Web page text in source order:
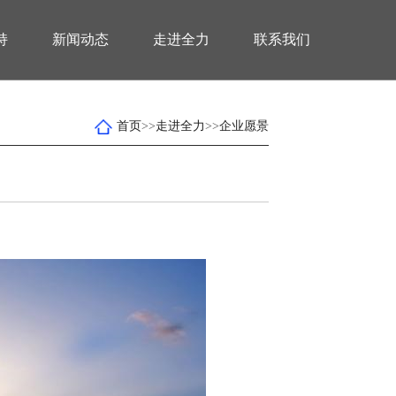
新闻动态 走进全力 联系我们
首页>>走进全力>>企业愿景